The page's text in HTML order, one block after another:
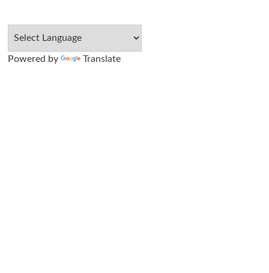
Powered by Translate